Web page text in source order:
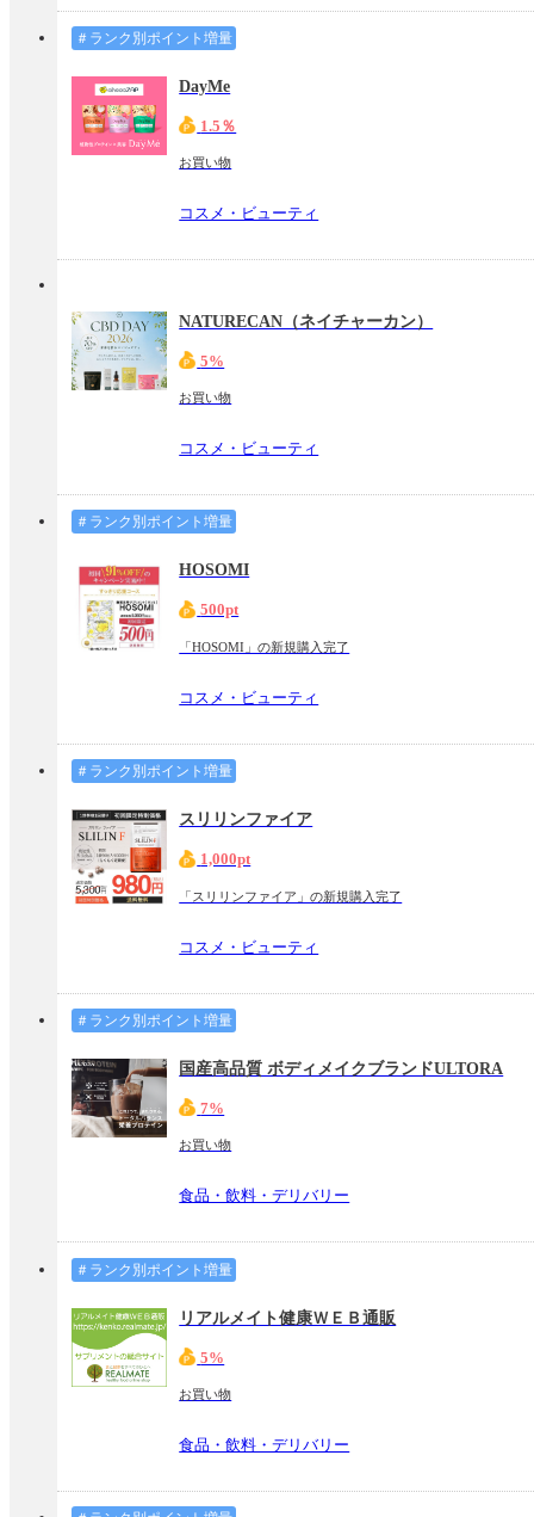
＃ランク別ポイント増量
DayMe
1.5％
お買い物
コスメ・ビューティ
NATURECAN（ネイチャーカン）
5%
お買い物
コスメ・ビューティ
＃ランク別ポイント増量
HOSOMI
500pt
「HOSOMI」の新規購入完了
コスメ・ビューティ
＃ランク別ポイント増量
スリリンファイア
1,000pt
「スリリンファイア」の新規購入完了
コスメ・ビューティ
＃ランク別ポイント増量
国産高品質 ボディメイクブランドULTORA
7%
お買い物
食品・飲料・デリバリー
＃ランク別ポイント増量
リアルメイト健康ＷＥＢ通販
5%
お買い物
食品・飲料・デリバリー